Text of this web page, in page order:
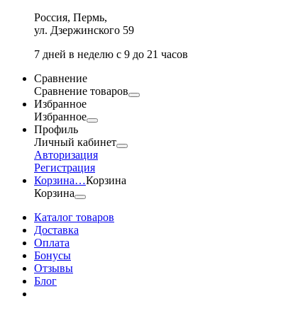
Россия, Пермь,
ул. Дзержинского 59
7 дней в неделю с 9 до 21 часов
Сравнение
Сравнение товаров
Избранное
Избранное
Профиль
Личный кабинет
Авторизация
Регистрация
Корзина…Корзина
Корзина
Каталог товаров
Доставка
Оплата
Бонусы
Отзывы
Блог